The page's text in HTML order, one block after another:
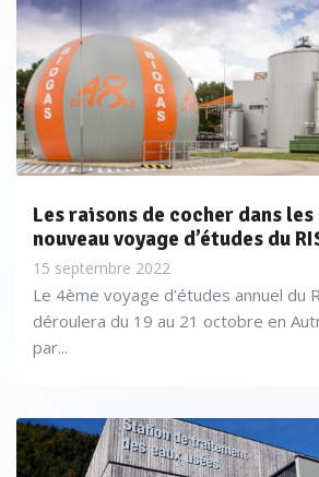
Les raisons de cocher dans les
nouveau voyage d’études du
15 septembre 2022
Le 4ème voyage d’études annuel du
déroulera du 19 au 21 octobre en
par...